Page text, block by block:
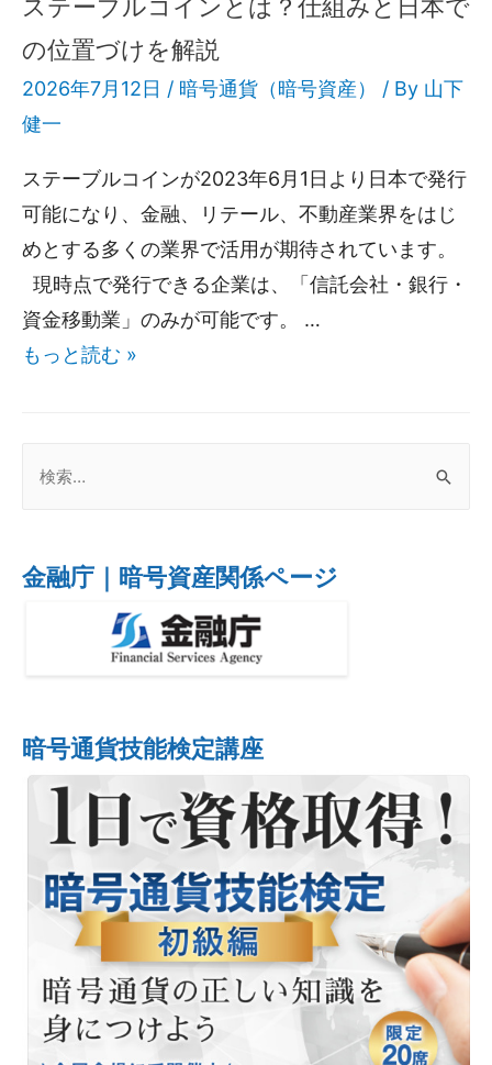
ステーブルコインとは？仕組みと日本で
の位置づけを解説
2026年7月12日 / 暗号通貨（暗号資産） / By 山下
健一
ステーブルコインが2023年6月1日より日本で発行
可能になり、金融、リテール、不動産業界をはじ
めとする多くの業界で活用が期待されています。
現時点で発行できる企業は、「信託会社・銀行・
資金移動業」のみが可能です。 …
もっと読む »
金融庁｜暗号資産関係ページ
暗号通貨技能検定講座